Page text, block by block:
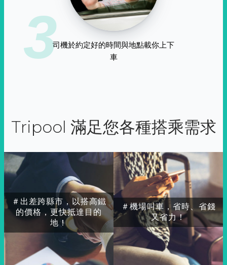
3司機於約定好的時間與地點載你上下
車
Tripool 滿足您各種搭乘需求
＃出差跨縣市，以搭高鐵
的價格，更快抵達目的
地！
＃機場叫車，省時、省錢
又省力！